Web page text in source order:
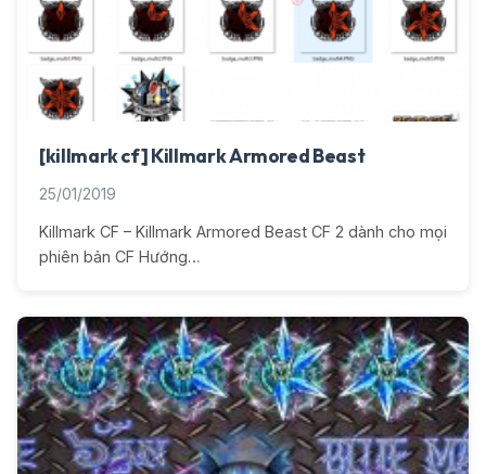
[killmark cf] Killmark Armored Beast
25/01/2019
Killmark CF – Killmark Armored Beast CF 2 dành cho mọi
phiên bản CF Hướng…